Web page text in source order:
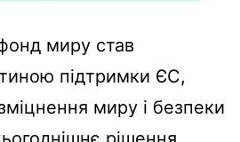
миру став
підтримки ЄС,
миру і безпеки